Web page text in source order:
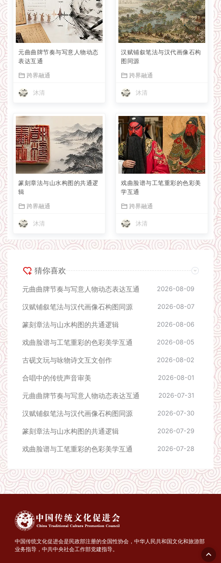
元曲曲牌节奏与写意人物动态
表达互通
跨界融通
沐清
汉赋铺叙笔法与汉代画像石构
图同源
跨界融通
沐清
篆刻章法与山水构图的共通逻
辑
跨界融通
沐清
戏曲脸谱与工笔重彩的色彩美
学互通
跨界融通
沐清
猜你喜欢
元曲曲牌节奏与写意人物动态表达互通 2026-08-09
汉赋铺叙笔法与汉代画像石构图同源 2026-08-07
篆刻章法与山水构图的共通逻辑 2026-08-06
戏曲脸谱与工笔重彩的色彩美学互通 2026-08-05
古砚文玩与咏物诗文互文创作 2026-08-02
合唱中的传统声音审美 2026-08-01
元曲曲牌节奏与写意人物动态表达互通 2026-07-31
汉赋铺叙笔法与汉代画像石构图同源 2026-07-30
篆刻章法与山水构图的共通逻辑 2026-07-29
戏曲脸谱与工笔重彩的色彩美学互通 2026-07-28
中国传统文化促进会是民政部注册的全国性协会，中华人民共和国文化和旅游部
业务指导，中共中央社会工作部党建指导。